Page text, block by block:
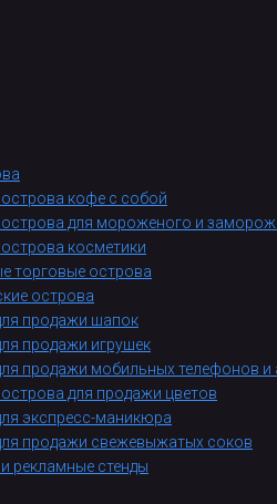
кофе с собой
для мороженого и
косметики
торговые острова
острова
продажи шапок
продажи игрушек
продажи мобильных телефонов и
для продажи цветов
экспресс-маникюра
продажи свежевыжатых соков
рекламные стенды